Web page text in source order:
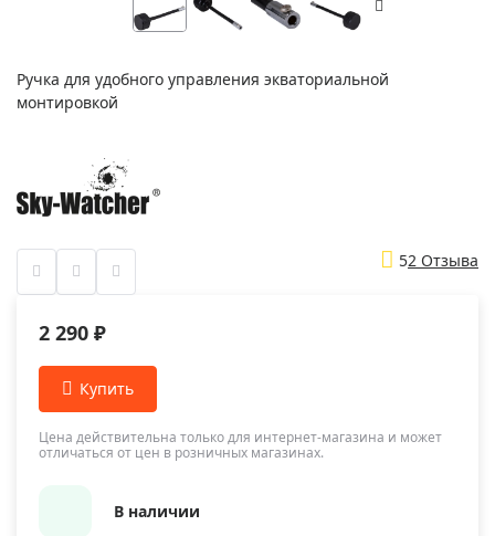
Ручка для удобного управления экваториальной
монтировкой
52 Отзыва
2 290 ₽
Цена действительна только для интернет-магазина и может
отличаться от цен в розничных магазинах.
В наличии